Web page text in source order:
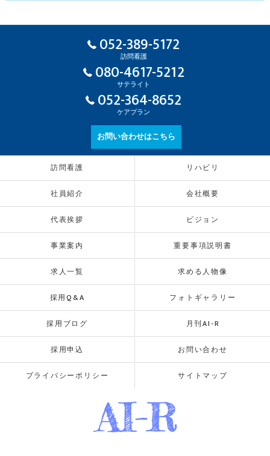
052-389-5172
訪問看護
080-4617-5212
サテライト
052-364-8652
ケアプラン
お問い合わせはこちら
訪問看護 リハビリ
社員紹介 会社概要
代表挨拶 ビジョン
事業案内 重要事項説明書
求人一覧 求める人物像
採用Q&A フォトギャラリー
採用ブログ 月刊AI-R
採用申込 お問い合わせ
プライバシーポリシー サイトマップ